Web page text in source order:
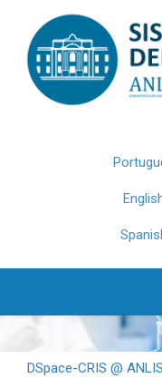
navigation
DSpace-CRIS @ ANLIS